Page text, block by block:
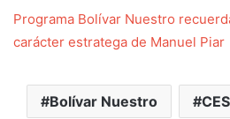
Programa Bolívar Nuestro
carácter estratega de Manuel Piar
Bolívar Nuestro